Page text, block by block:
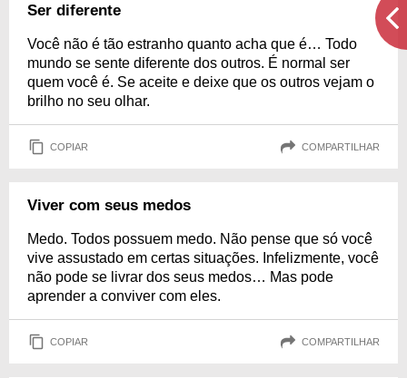
Ser diferente
Você não é tão estranho quanto acha que é… Todo
mundo se sente diferente dos outros. É normal ser
quem você é. Se aceite e deixe que os outros vejam o
brilho no seu olhar.
COPIAR COMPARTILHAR
Viver com seus medos
Medo. Todos possuem medo. Não pense que só você
vive assustado em certas situações. Infelizmente, você
não pode se livrar dos seus medos… Mas pode
aprender a conviver com eles.
COPIAR COMPARTILHAR